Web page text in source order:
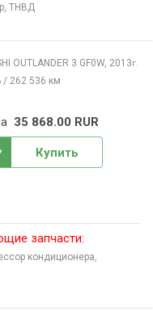
ТНВД
OUTLANDER 3 GF0W, 2013г.
/ 262 536 км
35 868.00 RUR
Купить
запчасти:
кондиционера,